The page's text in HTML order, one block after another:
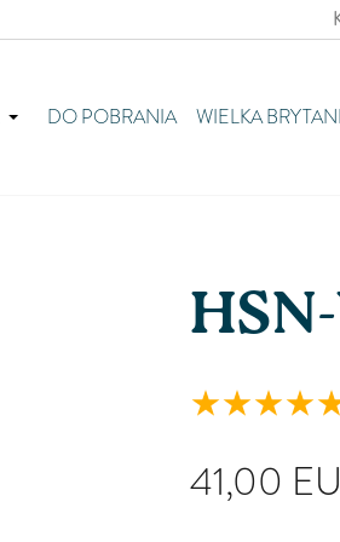
DO POBRANIA WIELKA BRYTANIA
41,00